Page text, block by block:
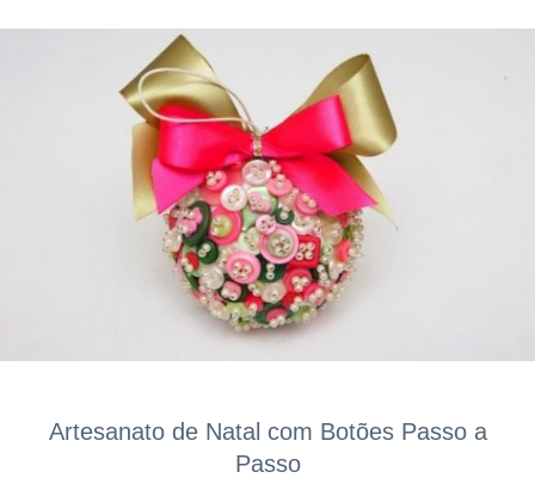
Artesanato de Natal com Botões Passo a
Passo